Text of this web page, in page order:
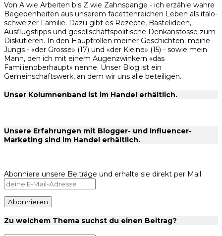
Von A wie Arbeiten bis Z wie Zahnspange - ich erzähle wahre
Begebenheiten aus unserem facettenreichen Leben als italo-
schweizer Familie. Dazu gibt es Rezepte, Bastelideen,
Ausflugstipps und gesellschaftspolitische Denkanstösse zum
Diskutieren. In den Hauptrollen meiner Geschichten: meine
Jungs - «der Grosse» (17) und «der Kleine» (15) - sowie mein
Mann, den ich mit einem Augenzwinkern «das
Familienoberhaupt» nenne. Unser Blog ist ein
Gemeinschaftswerk, an dem wir uns alle beteiligen.
Unser Kolumnenband ist im Handel erhältlich.
Unsere Erfahrungen mit Blogger- und Influencer-
Marketing sind im Handel erhältlich.
Abonniere unsere Beiträge und erhalte sie direkt per Mail.
Zu welchem Thema suchst du einen Beitrag?